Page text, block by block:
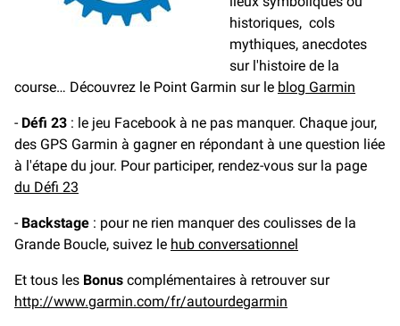
historiques, cols
mythiques, anecdotes
sur l'histoire de la
course… Découvrez le Point Garmin sur le blog Garmin
- Défi 23 : le jeu Facebook à ne pas manquer. Chaque jour,
des GPS Garmin à gagner en répondant à une question liée
à l'étape du jour. Pour participer, rendez-vous sur la page
du Défi 23
- Backstage : pour ne rien manquer des coulisses de la
Grande Boucle, suivez le hub conversationnel
Et tous les Bonus complémentaires à retrouver sur
http://www.garmin.com/fr/autourdegarmin